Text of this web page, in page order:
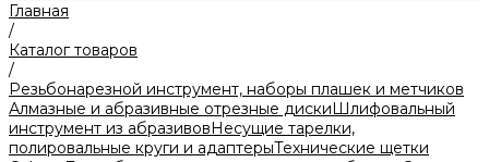
Главная
/
Каталог товаров
/
Резьбонарезной инструмент, наборы плашек и метчиков
Алмазные и абразивные отрезные дискиШлифовальный
инструмент из абразивовНесущие тарелки,
полировальные круги и адаптерыТехнические щетки